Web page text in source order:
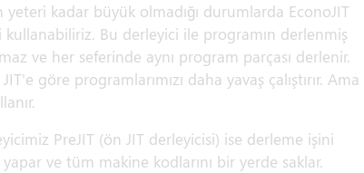
yeteri kadar büyük olmadığı durumlarda EconoJIT
kullanabiliriz. Bu derleyici ile programın derlenmiş
ve her seferinde aynı program parçası derlenir.
göre programlarımızı daha yavaş çalıştırır. Ama
PreJIT (ön JIT derleyicisi) ise derleme işini
ve tüm makine kodlarını bir yerde saklar.